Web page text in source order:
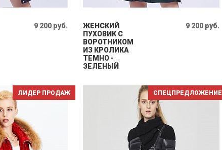
9 200 руб.
ЖЕНСКИЙ
ПУХОВИК С
ВОРОТНИКОМ
ИЗ КРОЛИКА
ТЕМНО -
ЗЕЛЕНЫЙ
9 200 руб.
ЛИДЕР ПРОДАЖ СПЕЦПРЕДЛОЖЕНИЕ